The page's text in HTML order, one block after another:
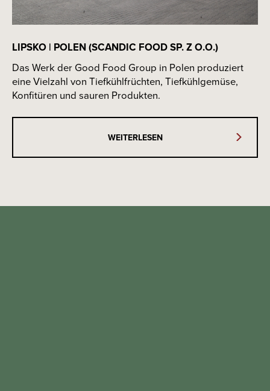
LIPSKO | POLEN (SCANDIC FOOD SP. Z O.O.)
Das Werk der Good Food Group in Polen produziert
eine Vielzahl von Tiefkühlfrüchten, Tiefkühlgemüse,
Konfitüren und sauren Produkten.
WEITERLESEN